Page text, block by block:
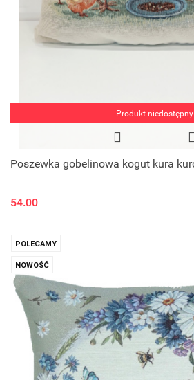
Produkt niedostępny
Poszewka gobelinowa kogut kura
54.00
POLECAMY
NOWOŚĆ